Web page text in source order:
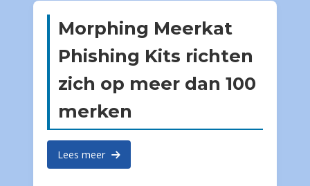
Morphing Meerkat
Phishing Kits richten
zich op meer dan 100
merken
Lees meer